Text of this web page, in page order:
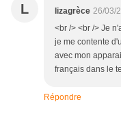
L lizagrèce 26/03/
<br /> <br /> Je
je me contente
avec mon
français dans le
Répondre